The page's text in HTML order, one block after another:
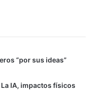
“por sus ideas”
La IA, impactos físicos